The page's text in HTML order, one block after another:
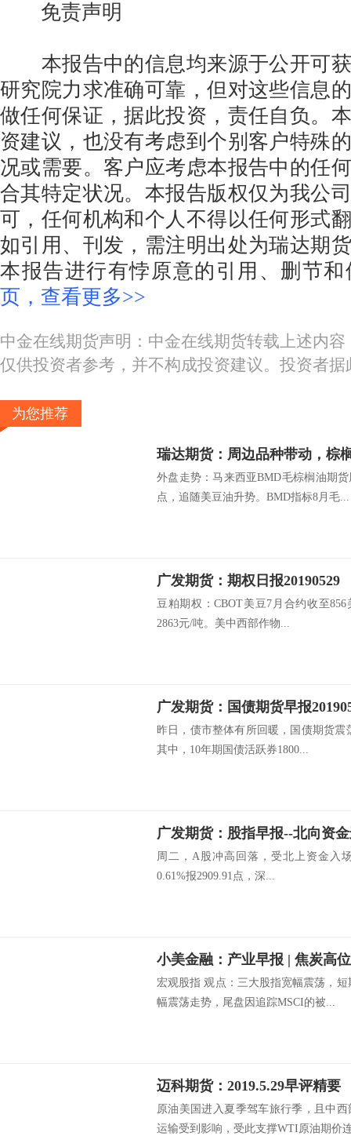
免责声明
本报告中的信息均来源于公开可获
研究院力求准确可靠，但对这些信息
做任何保证，据此投资，责任自负。
资建议，也没有考虑到个别客户特殊
况或需要。客户应考虑本报告中的任
合其特定状况。本报告版权仅为我公
可，任何机构和个人不得以任何形式
如引用、刊发，需注明出处为瑞达期
本报告进行有悖原意的引用、删节和
页，查看更多>>
中金在线期货声明：中金在线期货转载上述内
仅供投资者参考，并不构成投资建议。投资者
为您推荐
瑞达期货：周边品种带动，棕
外盘走势：马来西亚BMD毛棕榈油期
点，追随美豆油升势。BMD指标8月毛...
广发期货：期权日报20190529
豆粕期权：CBOT美豆7月合约收至
2863元/吨。美中西部作物...
昨日，债市整体有所回暖，国债期货震
其中，10年期国债活跃券1800...
广发期货：股指早报--北向资金
周二，A股冲高回落，受北上资金入
0.61%报2909.91点，深...
小美金融：产业早报 | 焦炭高
宏观股指 观点：三大股指宽幅震荡，
幅震荡走势，尾盘因追踪MSCI的被...
迈科期货：2019.5.29早评精要
原油美国进入夏季驾车旅行季，且中
运输受到影响，受此支撑WTI原油期价